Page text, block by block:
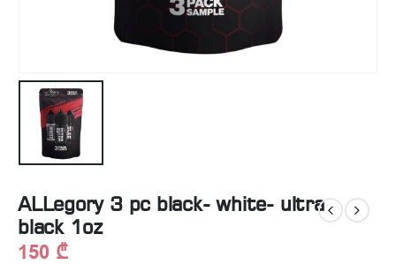
ALLegory 3 pc black- white- ultra
black 1oz
150 ₾